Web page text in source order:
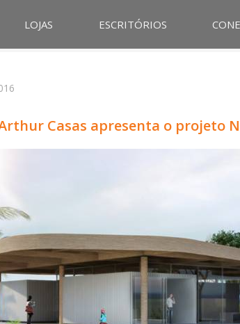
LOJAS ESCRITÓRIOS
Casas apresenta o projeto